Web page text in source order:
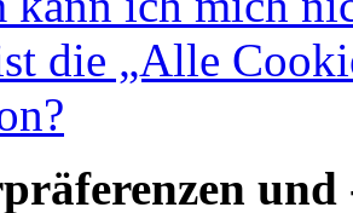
die „Alle
und